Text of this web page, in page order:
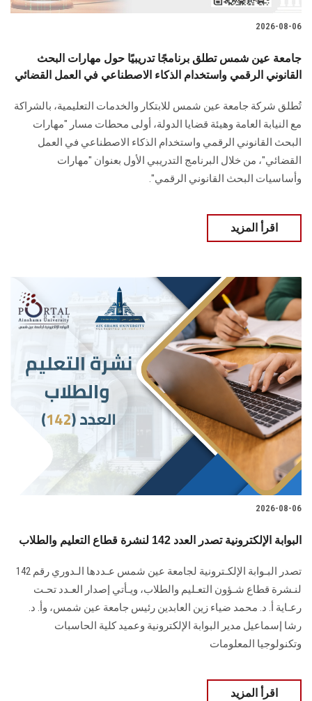
2026-08-06
جامعة عين شمس تطلق برنامجًا تدريبيًا حول مهارات البحث
القانوني الرقمي واستخدام الذكاء الاصطناعي في العمل القضائي
تُطلق شركة جامعة عين شمس للابتكار والخدمات التعليمية، بالشراكة
مع النيابة العامة وهيئة قضايا الدولة، أولى محطات مسار "مهارات
البحث القانوني الرقمي واستخدام الذكاء الاصطناعي في العمل
القضائي"، من خلال البرنامج التدريبي الأول بعنوان "مهارات
وأساسيات البحث القانوني الرقمي".
اقرأ المزيد
2026-08-06
البوابة الإلكترونية تصدر العدد 142 لنشرة قطاع التعليم والطلاب
تصدر البـوابة الإلكـترونية لجامعة عين شمس عـددها الـدوري رقم 142
لنـشرة قطاع شـؤون التعـليم ‏والطلاب‎، ويـأتي إصدار العـدد تحـت
رعـاية أ. د. محمد ضياء زين العابدين رئيس جامعة عين شمس، وأ. د.
‏رشا إسماعيل مدير البوابة الإلكترونية وعميد كلية الحاسبات
وتكنولوجيا المعلومات
اقرأ المزيد